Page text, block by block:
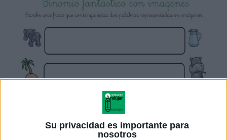
Su privacidad es importante para
nosotros